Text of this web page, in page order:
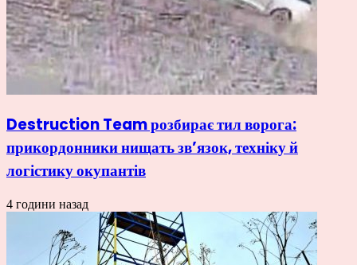
Destruction Team розбирає тил ворога:
прикордонники нищать зв’язок, техніку й
логістику окупантів
4 години назад